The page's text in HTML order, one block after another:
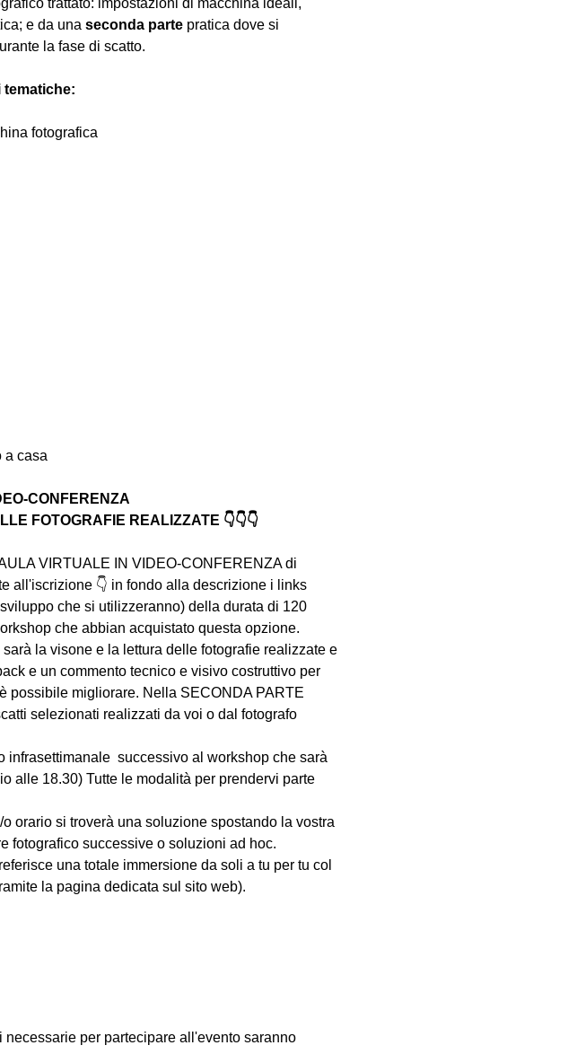
trattato: impostazioni di macchina ideali,
e da una seconda parte pratica dove si
la fase di scatto.
tematiche:
fotografica
a casa
CONFERENZA
FOTOGRAFIE REALIZZATE 👇👇👇
VIRTUALE IN VIDEO-CONFERENZA di
all'iscrizione 👇 in fondo alla descrizione i links
che si utilizzeranno) della durata di 120
che abbian acquistato questa opzione.
la visone e la lettura delle fotografie realizzate e
e un commento tecnico e visivo costruttivo per
possibile migliorare. Nella SECONDA PARTE
selezionati realizzati da voi o dal fotografo
successivo al workshop che sarà
alle 18.30) Tutte le modalità per prendervi parte
orario si troverà una soluzione spostando la vostra
fotografico successive o soluzioni ad hoc.
una totale immersione da soli a tu per tu col
la pagina dedicata sul sito web).
necessarie per partecipare all'evento saranno